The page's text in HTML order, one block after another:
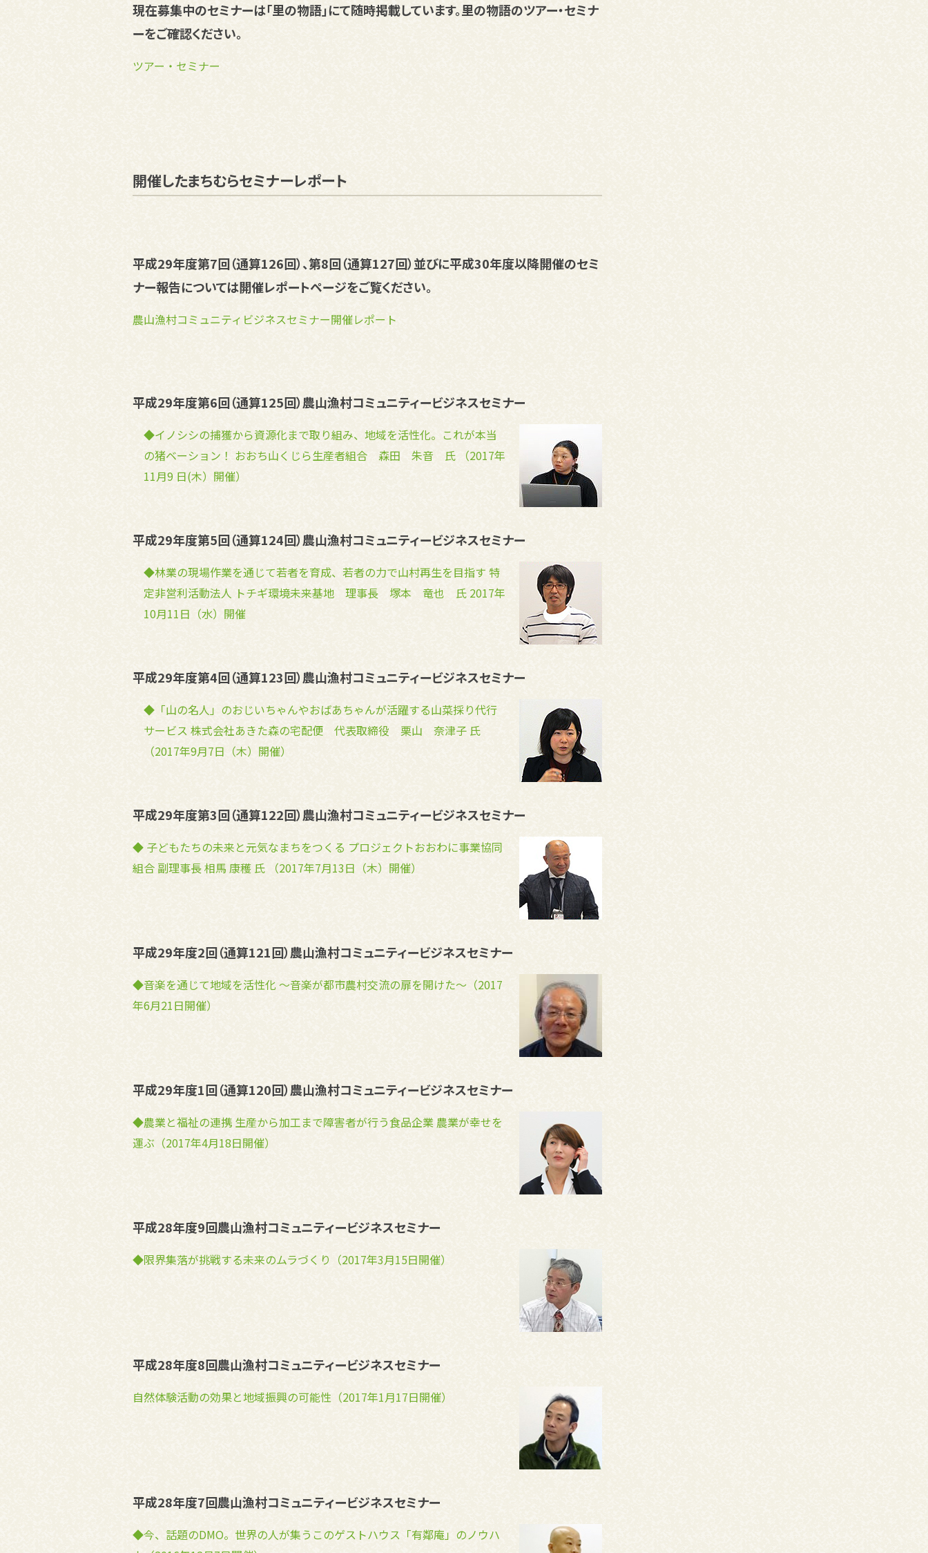
現在募集中のセミナーは「里の物語」にて随時掲載しています。里の物語のツアー・セミナ
ーをご確認ください。
ツアー・セミナー
開催したまちむらセミナーレポート
平成29年度第7回（通算126回）、第8回（通算127回）並びに平成30年度以降開催のセミ
ナー報告については開催レポートページをご覧ください。
農山漁村コミュニティビジネスセミナー開催レポート
平成29年度第6回（通算125回）農山漁村コミュニティービジネスセミナー
◆イノシシの捕獲から資源化まで取り組み、地域を活性化。これが本当
の猪ベーション！ おおち山くじら生産者組合 森田 朱音 氏 （2017年
11月9 日(木）開催）
平成29年度第5回（通算124回）農山漁村コミュニティービジネスセミナー
◆林業の現場作業を通じて若者を育成、若者の力で山村再生を目指す 特
定非営利活動法人 トチギ環境未来基地 理事長 塚本 竜也 氏 2017年
10月11日（水）開催
平成29年度第4回（通算123回）農山漁村コミュニティービジネスセミナー
◆「山の名人」のおじいちゃんやおばあちゃんが活躍する山菜採り代行
サービス 株式会社あきた森の宅配便 代表取締役 栗山 奈津子 氏
（2017年9月7日（木）開催）
平成29年度第3回（通算122回）農山漁村コミュニティービジネスセミナー
◆ 子どもたちの未来と元気なまちをつくる プロジェクトおおわに事業協同
組合 副理事長 相馬 康穫 氏 （2017年7月13日（木）開催）
平成29年度2回（通算121回）農山漁村コミュニティービジネスセミナー
◆音楽を通じて地域を活性化 ～音楽が都市農村交流の扉を開けた～（2017
年6月21日開催）
平成29年度1回（通算120回）農山漁村コミュニティービジネスセミナー
◆農業と福祉の連携 生産から加工まで障害者が行う食品企業 農業が幸せを
運ぶ（2017年4月18日開催）
平成28年度9回農山漁村コミュニティービジネスセミナー
◆限界集落が挑戦する未来のムラづくり（2017年3月15日開催）
平成28年度8回農山漁村コミュニティービジネスセミナー
自然体験活動の効果と地域振興の可能性（2017年1月17日開催）
平成28年度7回農山漁村コミュニティービジネスセミナー
◆今、話題のDMO。世界の人が集うこのゲストハウス「有鄰庵」のノウハ